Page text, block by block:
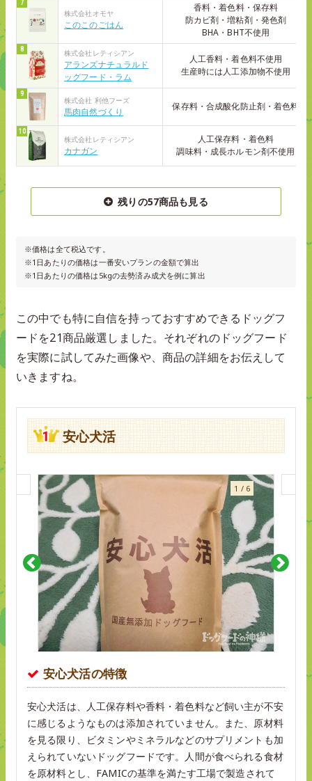
株式会社オモヤ
このこのごはん
香料・着色料・保存料
防カビ剤・増粘剤・発色剤
BHA・BHT不使用
株式会社レティシアン
アランズナチュラルド
ッグフード・ラム
人工香料・着色料不使用
生産時には人工添加物不使用
株式会社 利他フーズ
馬肉自然づくり 保存料・合成酸化防止剤・着色料
株式会社レティシアン
カナガン
人工保存料・着色料
調味料・成長ホルモン剤不使用
残りの57商品も見る
※価格は全て税込です。
※1日あたりの価格は一番安いプランの金額で算出
※1日あたりの価格は5kgの去勢済み成犬を例に算出
この中でも特に自信を持っておすすめできるドッグフ
ードを21商品厳選しました。それぞれのドッグフード
を実際に試してみた画像や、商品の詳細をお伝えして
いきますね。
安心犬活
1 / 6
安心犬活の特徴
安心犬活は、人工保存料や香料・着色料など飼い主が不安
に感じるようなものは添加されていません。また、原材料
を見る限り、ビタミンやミネラルなどのサプリメントも加
えられていないドッグフードです。人間が食べられる食材
を原材料とし、FAMICの基準を満たす工場で製造されて